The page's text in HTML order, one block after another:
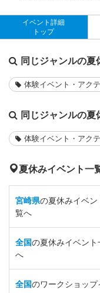
イベント詳細
トップ
同じジャンルの夏
体験イベント・アク
同じジャンルの夏
体験イベント・アク
夏休みイベント一
宮崎県の夏休みイベン
覧へ
全国の夏休みイベント
へ
全国のワークショップ